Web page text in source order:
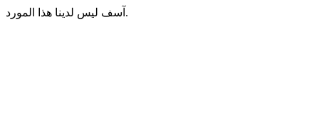
آسف ليس لدينا هذا المورد.